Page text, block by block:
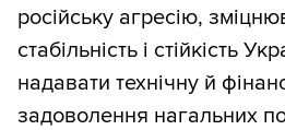
російську агресію,
стабільність і стійкість
надавати технічну й
задоволення нагальних